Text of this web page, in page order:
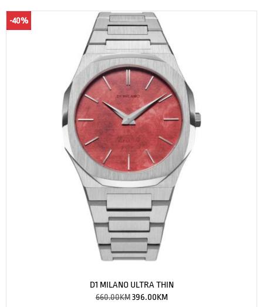
-40%
D1 MILANO ULTRA THIN
660.00KM 396.00KM